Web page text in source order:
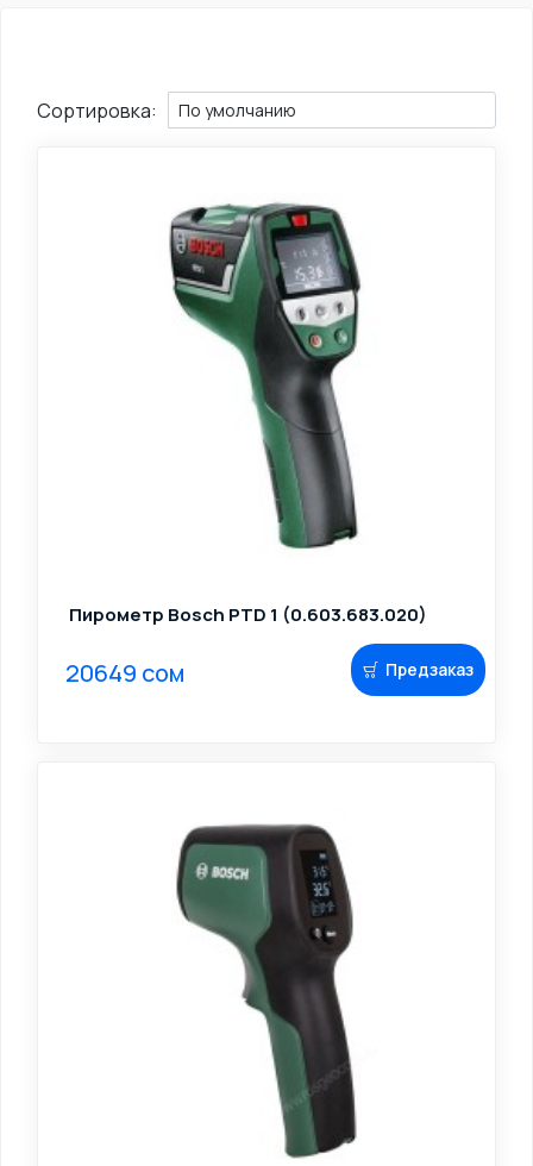
Сортировка:
Пирометр Bosch PTD 1 (0.603.683.020)
20649 сом Предзаказ